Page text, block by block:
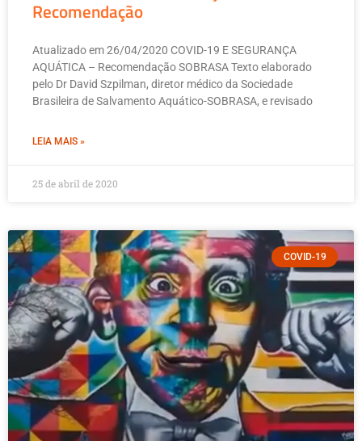
Recomendação
Atualizado em 26/04/2020 COVID-19 E SEGURANÇA
AQUÁTICA – Recomendação SOBRASA Texto elaborado
pelo Dr David Szpilman, diretor médico da Sociedade
Brasileira de Salvamento Aquático-SOBRASA, e revisado
LEIA MAIS »
25 de abril de 2020
COVID-19